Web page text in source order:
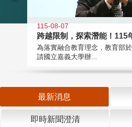
115-08-07
跨越限制，探索潛能！115
為落實融合教育理念，教育部
請國立嘉義大學辦...
最新消息
即時新聞澄清